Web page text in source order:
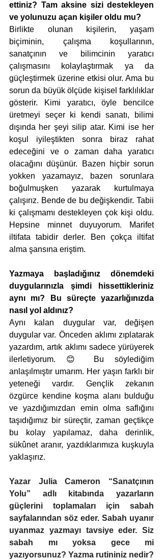
ettiniz? Tam aksine sizi destekleyen
ve yolunuzu açan kişiler oldu mu?
Birlikte olunan kişilerin, yaşam
biçiminin, çalışma koşullarının,
sanatçının ve bilimcinin yaratıcı
çalışmasını kolaylaştırmak ya da
güçleştirmek üzerine etkisi olur. Ama bu
sorun da büyük ölçüde kişisel farklılıklar
gösterir. Kimi yaratıcı, öyle bencilce
üretmeyi seçer ki kendi sanatı, bilimi
dışında her şeyi silip atar. Kimi ise her
koşul iyileştikten sonra biraz rahat
edeceğini ve o zaman daha yaratıcı
olacağını düşünür. Bazen hiçbir sorun
yokken yazamayız, bazen sorunlara
boğulmuşken yazarak kurtulmaya
çalışırız. Bende de bu değişkendir. Tabii
ki çalışmamı destekleyen çok kişi oldu.
Hepsine minnet duyuyorum. Marifet
iltifata tabidir derler. Ben çokça iltifat
alma şansına eriştim.
Yazmaya başladığınız dönemdeki
duygularınızla şimdi hissettikleriniz
aynı mı? Bu süreçte yazarlığınızda
nasıl yol aldınız?
Aynı kalan duygular var, değişen
duygular var. Önceden aklımı zıplatarak
yazardım, artık aklımı sadece yürüyerek
ilerletiyorum. 😊 Bu söylediğim
anlaşılmıştır umarım. Her yaşın farklı bir
yeteneği vardır. Gençlik zekanın
özgürce kendine koşma alanı bulduğu
ve yazdığımızdan emin olma saflığını
taşıdığımız bir süreçtir, zaman geçtikçe
bu kolay yapılamaz, daha derinlik,
sükûnet aranır, yazdıklarımıza kuşkuyla
yaklaşırız.
Yazar Julia Cameron “Sanatçının
Yolu” adlı kitabında yazarların
güçlerini toplamaları için sabah
sayfalarından söz eder. Sabah uyanır
uyanmaz yazmayı tavsiye eder. Siz
sabah mı yoksa gece mi
yazıyorsunuz? Yazma rutininiz nedir?